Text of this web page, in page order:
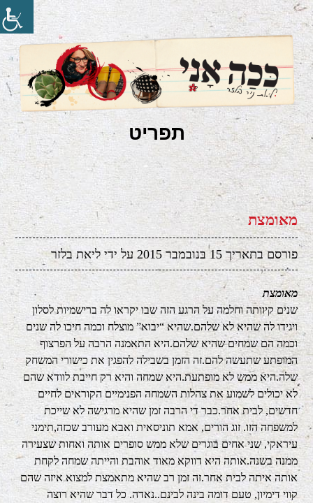
ככה אני
בלוג של ליאת ניר בלזר על עיצוב, השראה והחיים בכלל
תפריט
דילוג
לתוכן
מאומצת
פורסם בתאריך15 בנובמבר 2015 על ידיליאת בלזר
מאומצת
שנים קיוותה וחלמה על הרגע הזה שבו יקראו לה ברישמיות לסלון
ויגידו לה שהיא לא שלהם.שהיא “יבוא” מוצלח וכמה חיכו לה שנים
וכמה הם שמחים שהיא שלהם.היא התאמנה הרבה על הפרצוף
המופתע שתעשה להם.זה הזמן בשבילה להפגין את כישורי המשחק
שלה.היא ממש לא מופתעת.היא שמחה והיא רק חייבת לוודא שהם
לא יכולים לשמוע את צהלות השמחה הפנימיים הקוראים לחיים
חדשים, לבית אחר.כבר די הרבה זמן שהיא מרגישה לא שייכת
למשפחה הזו. זוג הורים, אמא תוניסאית ואבא מעורב שכזה,תימני
עיראקי, שני אחים בוגרים שלא ממש סופרים אותה ואחות שצעירה
ממנה בשנה.אותה היא דווקא מאוד אוהבת והייתה שמחה לקחת
אותה איתה לבית אחר.זה זמן רב שהיא מתאמצת למצוא איזה שהם
קווי דימיון, טעם דומה בינה לבינם..נאדה. כל דבר שהיא רוצה